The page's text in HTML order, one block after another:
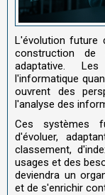
L'évolution future
construction de
adaptative.
l'informatique
ouvrent des
l'analyse des
Ces systèmes
d'évoluer,
classement,
usages et des
deviendra un
et de s'enrichir